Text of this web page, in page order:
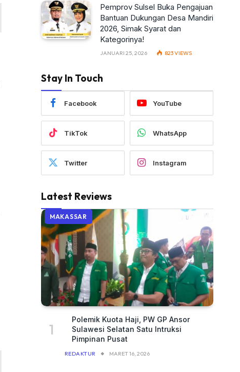
Pemprov Sulsel Buka Pengajuan
Bantuan Dukungan Desa Mandiri
2026, Simak Syarat dan
Kategorinya!
JANUARI 25, 2026 823VIEWS
Stay In Touch
Facebook YouTube
TikTok WhatsApp
Twitter Instagram
Latest Reviews
MAKASSAR
Polemik Kuota Haji, PW GP Ansor
Sulawesi Selatan Satu Intruksi
Pimpinan Pusat
REDAKTUR MARET 16, 2026